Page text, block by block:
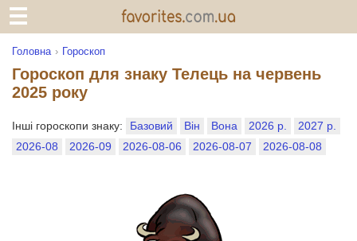
Головна Гороскоп
Гороскоп для знаку Телець на червень
2025 року
Інші гороскопи знаку: Базовий Він Вона 2026 р.
2027 р.
2026-08
2026-09 2026-08-06 2026-08-07 2026-08-08